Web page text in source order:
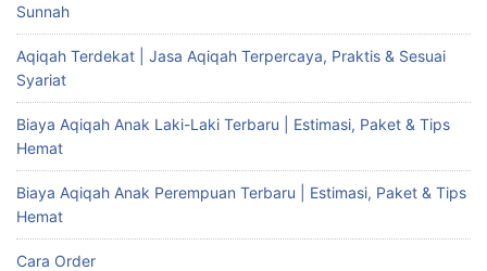
Sunnah
Aqiqah Terdekat | Jasa Aqiqah Terpercaya, Praktis & Sesuai
Syariat
Biaya Aqiqah Anak Laki-Laki Terbaru | Estimasi, Paket & Tips
Hemat
Biaya Aqiqah Anak Perempuan Terbaru | Estimasi, Paket & Tips
Hemat
Cara Order